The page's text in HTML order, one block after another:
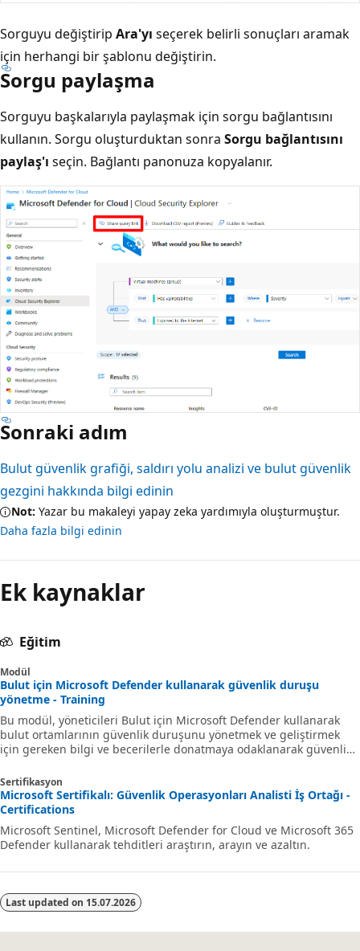
Sorguyu değiştirip Ara'yı seçerek belirli sonuçları aramak
için herhangi bir şablonu değiştirin.
Sorgu paylaşma
Sorguyu başkalarıyla paylaşmak için sorgu bağlantısını
kullanın. Sorgu oluşturduktan sonra Sorgu bağlantısını
paylaş'ı seçin. Bağlantı panonuza kopyalanır.
Sonraki adım
Bulut güvenlik grafiği, saldırı yolu analizi ve bulut güvenlik
gezgini hakkında bilgi edinin
Not: Yazar bu makaleyi yapay zeka yardımıyla oluşturmuştur.
Daha fazla bilgi edinin
Ek kaynaklar
Eğitim
Modül
Bulut için Microsoft Defender kullanarak güvenlik duruşu
yönetme - Training
Bu modül, yöneticileri Bulut için Microsoft Defender kullanarak
bulut ortamlarının güvenlik duruşunu yönetmek ve geliştirmek
için gereken bilgi ve becerilerle donatmaya odaklanarak güvenlik
Sertifikasyon
Microsoft Sertifikalı: Güvenlik Operasyonları Analisti İş Ortağı -
Certifications
Microsoft Sentinel, Microsoft Defender for Cloud ve Microsoft 365
Defender kullanarak tehditleri araştırın, arayın ve azaltın.
Last updated on 15.07.2026